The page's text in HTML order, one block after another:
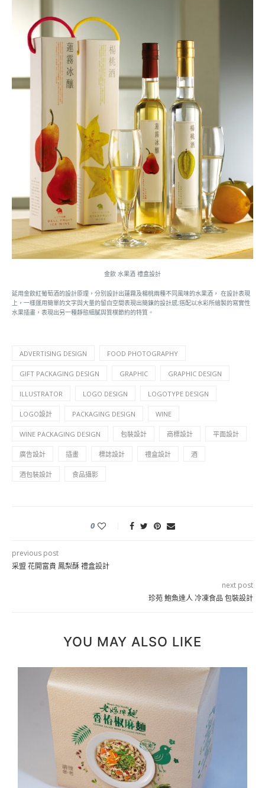
金飲 水果酒 禮盒設計
延用金飲紅葡萄酒的設計原理，分別設計出蓮霧及楊桃兩種不同風味的水果酒， 在設計表現
上，一樣運用簡單的文字與大量的留白空間表現出簡鍊的設計感;搭配以水彩所繪製的寫實性
水果插畫，表現出另一種靜態細膩與質樸節約的特質。
ADVERTISING DESIGN FOOD PHOTOGRAPHY
GIFT PACKAGING DESIGN GRAPHIC GRAPHIC DESIGN
ILLUSTRATOR LOGO DESIGN LOGOTYPE DESIGN
LOGO設計 PACKAGING DESIGN WINE
WINE PACKAGING DESIGN 包裝設計 商標設計 平面設計
廣告設計 插畫 標誌設計 禮盒設計 酒
酒包裝設計 食品攝影
0
previous post
采盟 花開富貴 鳳梨酥 禮盒設計
next post
珍苑 鮑魚達人 冷凍食品 包裝設計
YOU MAY ALSO LIKE